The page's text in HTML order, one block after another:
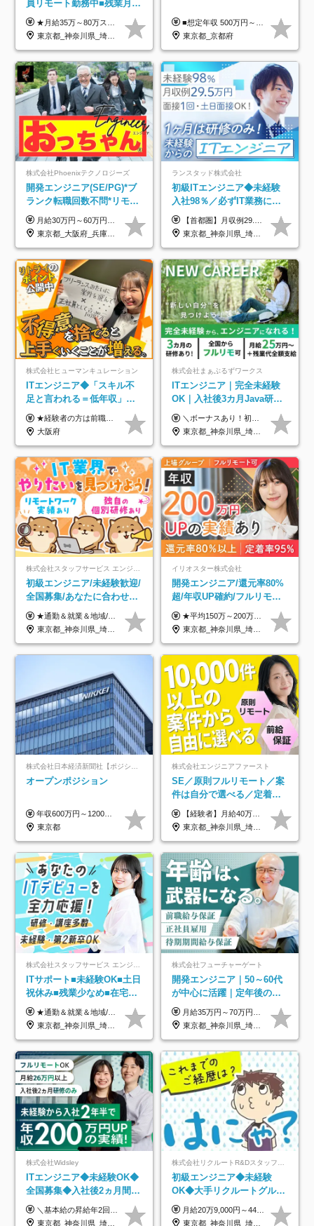
員リモート勤務中■残業月
3h■最大3ヶ月の連休あり■
年休126日■20～30代活躍
中！
★月給35万～80万スタートも可 【未経験の方】 ■月給26万～80万＋賞与年2回（年2ヶ月分） 【何かしらのインフラエンジニア経験をお持ちの方】 ■月給35万～80万＋賞与年2回（年2ヶ月分） ※スキル・経験などを考慮し決定します ※試用期間6ヶ月あり。期間中は契約社員となります。その他の待遇に差異はありません（試用期間終了後、昇給の可能性あり） ※上記金額には固定残業代（月30時間分／4万9600円～15万2600円）を含みます。超過分は別途支給いたします。 ＼頑張りはインセンティブで還元！／ クライアントに貢献度を評価され、当社のエンジニアが追加で案件に参画することになるなど、会社にとって利益になる行動はしっかり評価します。 会社の成長に貢献できていることを実感でき、「もっと頑張ろう」と思える体制づくりを整えています！
東京都_神奈川県_埼玉県_千葉県_大阪府
■想定年収 500万円～900万円 月給制 月給278,000円～ ※残業が発生した場合、残業代を別途全額支給します ※試用期間2ヶ月あり(待遇や給与に差異はありません)
東京都_京都府
株式会社Phoenixテクノロジーズ
開発エンジニア(SE/PG)*ブ
ランク転職回数不問*リモー
ト案件多数*残業ほぼ0*通院
のための半休制度あり
月給30万円～60万円+住宅手当+職能手当+役職手当+決算賞与+報奨金 ※経験・能力を考慮し、優遇します ※給与には20時間分のみなし時間外手当(3万7000円以上)を含みます(超過時間分は別途追加支給) ※試用期間3～6ヵ月あり(その間の給与、待遇に差異なし) ※場合によって契約社員での採用の可能性あり(面接時に応相談)
東京都_大阪府_兵庫県_京都府_福岡県
ランスタッド株式会社
初級ITエンジニア◆未経験
入社98％／必ずIT業務に配
属／月収例29.5万円／Web
面接1回／土日面接可/SE
【首都圏】月収例29.5万円（月給26万円＋諸手当） 【東海・関西】月収例28.5万円（月給25万円＋諸手当） 【九州】月収例26万円（月給23万円＋諸手当） ※経験・スキル・前職給与を踏まえ、総合的に判断して決定します。 例：首都圏 月収例31万円（月給27万円＋諸手当） ◆各種手当 ・通勤手当（上限4万円まで） ・残業代手当（1分単位で全額支給） ※固定残業代制は採用しておりません ・深夜勤務手当 ・資格取得支援（ランクに応じてお祝い金1万円～10万円を支給） ◆昇給：年1回 ◆補足 ・研修中1ヶ月間は、時給1670円となります。 ・試用期間6ヶ月あり。その間の待遇に変更はありません。 ※詳細は面接時にご案内します。
東京都_神奈川県_埼玉県_千葉県_大阪府_愛知県_兵庫県_京都府_福岡県
株式会社ヒューマンキュレーション
ITエンジニア◆「スキル不
足と言われる＝低年収」で
はない！｜ 不安を克服し、
年収アップした社員の実例
★経験者の方は前職の年収以上を保証します ★案件単価を開示した上で80％以上を還元します 月給25万円以上＋賞与年2回 ※経験や能力を考慮の上で優遇します ※試用期間が3ヶ月(その間の給与・待遇・雇用形態に変更はありません) ※月給には月20時間分のみなし残業手当(5万円)を含みます(超過分は別途支給) ★残業平均は月10時間以下ですので、毎月10時間分程度はお得です！
大阪府
株式会社まぁぶるずワークス
ITエンジニア｜完全未経験
OK｜入社後3カ月Java研修
｜リモート率8割以上｜充実
のキャリア支援｜残業月10h
＼ボーナスあり！初年度から年収300万円以上／ ■月給25万円～35万円＋残業代全額支給＋各種手当＋賞与年1回 ◎経験・年齢・スキルなどを考慮し、できるだけ優遇します ◎試用期間中(3カ月)は契約社員で、月給21万円＋諸手当になります。 (試用期間中は残業が発生しません。その他の待遇に変更はありません) ----------------- ＼3つの評価軸！実力次第で早期収入アップ！／ 【1】スキル(IT理解、実装力、設計) 【2】実務力(現場評価、コミュ力、品質) 【3】姿勢(自走力、意欲、責任感) この3つの評価軸で、3カ月ごとに評価。社内グレードにより、給与が決まる明確な仕組みです。何ができれば給与が上がるのか分かりやすく、実力や努力次第で早期に収入を増やせます！ 【固定残業代について】 なし（残業代は、実際の労働時間に応じて別途全額支給）
東京都_神奈川県_埼玉県_千葉県_大阪府_愛知県_北海道_青森県_岩手県_宮城県_秋田県_山形県_福島県_茨城県_栃木県_群馬県_新潟県_山梨県_長野県_富山県_石川県_福井県_静岡県_岐阜県_三重県_兵庫県_京都府_滋賀県_奈良県_和歌山県_広島県_岡山県_鳥取県_島根県_山口県_徳島県_香川県_愛媛県_高知県_福岡県_熊本県_佐賀県_長崎県_大分県_宮崎県_鹿児島県_沖縄県
株式会社スタッフサービス エンジニアリング事業本部
初級エンジニア/未経験歓迎/
全国募集/あなたに合わせた
オリジナル研修をご用
意/AI・IoT/残業平均8時間
★通勤＆就業＆地域/住宅＆役職手当あり ★残業代は全額支給 ★選べる給与制度あり！ ■東京・神奈川・千葉・埼玉勤務の場合 月給24.5万円～55万円＋諸手当 （残業代は全額支給） (20,000円の地域/住宅手当込み) ■愛知・京都・大阪・兵庫勤務の場合 月給24万円以上＋諸手当 （残業代は全額支給） (15,000円の地域/住宅手当込み) ■茨城・栃木・群馬・静岡・三重・滋賀・広島・福岡勤務の場合 月給23.5万円以上＋諸手当 （残業代は全額支給） (10,000円の地域/住宅手当込み) ■北海道・宮城・山梨・長野・岐阜・奈良・和歌山・岡山勤務の場合 月給23万円以上＋諸手当 （残業代は全額支給） (5,000円の地域/住宅手当込み) ■その他のエリア勤務の場合 月給22.5万円以上＋諸手当 （残業代は全額支給） ※経験や能力を考慮し、当社規定により優遇します 【昇給：年一回実施】 【選べる給与制度】 ★収入を重視する方に… 「変動型人事制度」の選択も可能（派遣先からの評価に応じて収入アップ！） ※年2回のタイミングで希望者と面談の上決定します。
東京都_神奈川県_埼玉県_千葉県_大阪府_愛知県_北海道_岩手県_宮城県_山形県_福島県_茨城県_栃木県_群馬県_山梨県_長野県_富山県_石川県_静岡県_岐阜県_三重県_兵庫県_京都府_滋賀県_奈良県_広島県_岡山県_山口県_愛媛県_福岡県_熊本県_長崎県
イリオスター株式会社
開発エンジニア/還元率80%
超/年収UP確約/フルリモ
OK/年休130日/平均残業7h/
約2万件の案件から選択
★平均150万～200万円年収UPを実現！ ★前職給与を100％保証！ ★案件内容の開示・明確な評価体制あり ⇒クライアント評価で即昇給を実現したケースも◎ ★年12回（毎月昇給チャンスあり） ■月給35万円～103万円 ※経験・能力・前職給与を考慮し、決定 ※上記給与には月30時間分(6万6500円以上)の固定残業代が含まれます。超過分は手当として別途支給します ※試用期間3ヶ月あり(期間中の給与・待遇面に差異はありません) ▼収入アップの実例をご紹介 ───────────── ★働き方改革をした30代男性（PG） 子どもが生まれたばかりなのに、忙しい現場で残業も月50～60時間が当たり前。 ⇒残業ほぼゼロ＆週3リモートの働き方に！しかも給与もアップ！ ★収入アップした30代男性（PM） 子供が3人いて家計も苦しく、残業代で稼ぐ日々… ⇒残業をたくさんしていた年収額より、100万円以上アップしました！
東京都_神奈川県_埼玉県_千葉県_大阪府_愛知県_北海道_青森県_岩手県_宮城県_秋田県_山形県_福島県_茨城県_栃木県_群馬県_新潟県_山梨県_長野県_富山県_石川県_福井県_静岡県_岐阜県_三重県_兵庫県_京都府_滋賀県_奈良県_和歌山県_広島県_岡山県_鳥取県_島根県_山口県_徳島県_香川県_愛媛県_高知県_福岡県_熊本県_佐賀県_長崎県_大分県_宮崎県_鹿児島県_沖縄県
株式会社日本経済新聞社【ポジションマッチ登録】
オープンポジション
年収600万円～1200万円 ※上記年収は、想定年収です。住居費補助、子手当などの各種手当を含む金額です。 ※経験・能力等を考慮の上、当社規定により決定します。
東京都
株式会社エンジニアファースト
SE／原則フルリモート／案
件は自分で選べる／定着率
93%／20～30代活躍中！
【経験者】月給40万円～120万円(固定残業代含む)+各種手当 ★前職給与の総収入額を100％保証｜還元率84％〜100％ ★20代の平均年収570万円 ※月給には、みなし残業手当(月30時間／5万8000円以上)を含みます 超過分は別途追加支給 ※固定残業代は、時間外労働の有無に関わらず30時間分を、月5万8000円~15万7000円支給 ※上記を超える時間外労働分は追加で支給 【未経験者】月給21万円以上＋各種手当 固定残業なし(残業代発生分全額支給) ※6ヶ月の試用期間あり（※条件に変動なし） ▼単価連動性×還元率は84％～100％で収入の大幅UPが可能！ ・案件単価が月50万円の場合：年収417万円 ・案件単価が月70万円の場合：年収584万円 ・案件単価が月100万円の場合：年収834万円 ＜モデル年収＞ ▼400万円～500万円(入社初年度) ▼542万円～626万円(入社2年) ▼667万円～700万円(入社3年） ▼709万円～801万円(入社5年）
東京都_神奈川県_埼玉県_千葉県_大阪府_愛知県_北海道_青森県_岩手県_宮城県_秋田県_山形県_福島県_茨城県_栃木県_群馬県_新潟県_山梨県_長野県_富山県_石川県_福井県_静岡県_岐阜県_三重県_兵庫県_京都府_滋賀県_奈良県_和歌山県_広島県_岡山県_鳥取県_島根県_山口県_徳島県_香川県_愛媛県_高知県_福岡県_熊本県_佐賀県_長崎県_大分県_宮崎県_鹿児島県_沖縄県
ITサポート■未経験OK■土日
祝休み■残業少なめ■在宅実
績あり■約900種類のスキル
アップ講座あり■全国募集
★通勤＆就業＆地域/住宅＆役職手当あり ★残業代は全額支給 ★選べる給与制度あり！ ■東京・神奈川・千葉・埼玉勤務の場合 月給24.5万円～55万円＋諸手当 （残業代は全額支給） (20,000円の地域/住宅手当込み) ■愛知・京都・大阪・兵庫勤務の場合 月給24万円以上＋諸手当 （残業代は全額支給） (15,000円の地域/住宅手当込み) ■茨城・栃木・群馬・静岡・三重・滋賀・広島・福岡勤務の場合 月給23.5万円以上＋諸手当 （残業代は全額支給） (10,000円の地域/住宅手当込み) ■北海道・宮城・山梨・長野・岐阜・奈良・和歌山・岡山勤務の場合 月給23万円以上＋諸手当 （残業代は全額支給） (5,000円の地域/住宅手当込み) ■その他のエリア勤務の場合 月給22.5万円以上＋諸手当 （残業代は全額支給） ※経験や能力を考慮し、当社規定により優遇します 【昇給：年一回実施】 【選べる給与制度】 ★収入を重視する方に… 「変動型人事制度」の選択も可能（派遣先からの評価に応じて収入アップ！） ※年2回のタイミングで希望者と面談の上決定します。
東京都_神奈川県_埼玉県_千葉県_大阪府_愛知県_北海道_岩手県_宮城県_山形県_福島県_茨城県_栃木県_群馬県_山梨県_長野県_富山県_石川県_静岡県_岐阜県_三重県_兵庫県_京都府_滋賀県_奈良県_広島県_岡山県_山口県_愛媛県_福岡県_熊本県_長崎県
株式会社フューチャーゲート
開発エンジニア｜50～60代
が中心に活躍｜定年後の給
与減ナシ｜年収50万円アッ
プ実績／昇給率92％（直近3
年）
月給35万円～70万円（固定残業代30時間分63,869円～を含む）+賞与年1回 ※30時間を超える分は別途支給します ●これまでのご経験・スキル・前職給与をできる限り考慮します ●待機期間も給与を100％支給します ●試用期間中も給与や福利厚生は同じです ≪年収を維持しながら長く働けます！≫ 一般的な企業では55歳や60歳を機に年収が下がりますが、 当社は役職などではなく「スキルや経験」で評価。 エンジニアとして長く働きながら あなたにふさわしい年収を維持できます！
東京都_神奈川県_埼玉県_千葉県
株式会社Widsley
ITエンジニア◆未経験OK◆
全国募集◆入社後2ヵ月間は
研修のみ◆フルリモート
OK◆残業月3h◆服装髪型自
＼基本給の昇給年2回＆プロジェクト手当による昇給年12回！！／ 【経験者の場合】 月給33万円～70万円＋プロジェクト手当＋資格手当 ★スキルや経験を考慮の上、優遇します ★上記給与には固定残業代20時間分(月4万3883円～)を含みます。残業が超過した場合は、追加支給します(残業は月平均3時間とほぼ発生しません。残業がなくても、固定残業代は支給されます) ★試用期間中も、月給や福利厚生等は同じです ---------- 【未経験者の場合】 月給26万円～50万円＋プロジェクト手当＋資格手当 ★スキルや経験を考慮の上、優遇します ★上記給与には固定残業代20時間分(月3万719円～)を含みます。残業が超過した場合は、追加支給します(残業は月平均3時間とほぼ発生しません。残業がなくても、固定残業代は支給されます) ★試用期間6ヵ月あり ・1ヶ月目～：月給23万円～ ・2ヶ月目～6ヶ月目：月給23万円～＋プロジェクト手当1～3万円 （上記給与にはそれぞれ固定残業代20時間分(月3万719円～)を含み、超過した場合は追加支給します。） ---------- 【プロジェクト手当について】 参画するプロジェクトの単価に応じて毎月の歩合給を支給します 業界内でもトップクラスの高還元です！
東京都_神奈川県_埼玉県_千葉県_大阪府_愛知県_北海道_青森県_岩手県_宮城県_秋田県_山形県_福島県_茨城県_栃木県_群馬県_新潟県_山梨県_長野県_富山県_石川県_福井県_静岡県_岐阜県_三重県_兵庫県_京都府_滋賀県_奈良県_和歌山県_広島県_岡山県_鳥取県_島根県_山口県_徳島県_香川県_愛媛県_高知県_福岡県_熊本県_佐賀県_長崎県_大分県_宮崎県_鹿児島県_沖縄県
初級エンジニア◆未経験
OK◆大手リクルートグルー
プ正社員◆独自の教育体制
◆住宅手当制度あり/s
月給20万9,000円～44万円 ※試用期間6カ月あり（期間中の待遇に変更なし） ※経験・能力・前給を考慮の上、決定いたします ※時間外手当100％支給 ※派遣就業先が変更となる場合には、就業規則、労使協定等に基づき賃金が変更となる可能性があります
東京都_神奈川県_埼玉県_千葉県_大阪府_愛知県_青森県_岩手県_宮城県_秋田県_山形県_福島県_茨城県_栃木県_群馬県_山梨県_長野県_福井県_静岡県_岐阜県_三重県_兵庫県_京都府_滋賀県_奈良県_広島県_岡山県_山口県_香川県_福岡県_熊本県_佐賀県_長崎県_大分県_宮崎県_鹿児島県